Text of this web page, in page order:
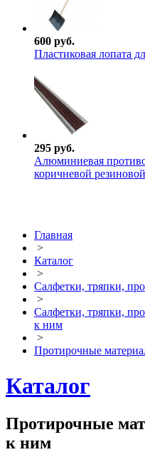
600 руб.
Пластиковая лопата
295 руб.
Алюминиевая
коричневой
Главная
>
Каталог
>
Салфетки, тряпки,
>
Салфетки, тряпки,
к ним
>
Протирочные
Каталог
Протирочные
к ним